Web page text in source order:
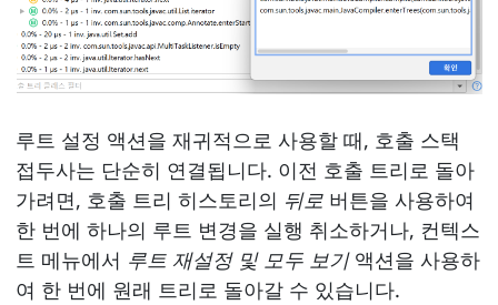
루트 설정 액션을 재귀적으로 사용할 때, 호출 스택
접두사는 단순히 연결됩니다. 이전 호출 트리로 돌아
가려면, 호출 트리 히스토리의 뒤로버튼을 사용하여
한 번에 하나의 루트 변경을 실행 취소하거나, 컨텍스
트 메뉴에서 루트 재설정 및 모두 보기액션을 사용하
여 한 번에 원래 트리로 돌아갈 수 있습니다.